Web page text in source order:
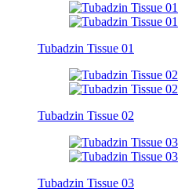
Tubadzin Tissue 01
Tubadzin Tissue 02
Tubadzin Tissue 03